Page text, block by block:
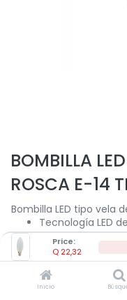
Price:
Q 22,32
Inicio
BOMBILLA
ROSCA E-14
Bombilla LED tipo vela
Tecnología LED
Luz de día de
Flujo luminoso 250
15,000 horas de
Uso para interiores.
Rosca E-14.